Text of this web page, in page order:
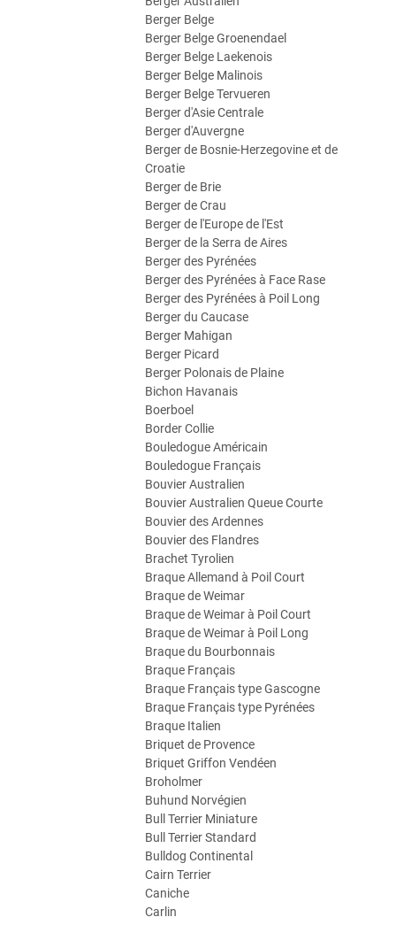
Berger Belge
Berger Belge Groenendael
Berger Belge Laekenois
Berger Belge Malinois
Berger Belge Tervueren
Berger d'Asie Centrale
Berger d'Auvergne
Berger de Bosnie-Herzegovine et de
Croatie
Berger de Brie
Berger de Crau
Berger de l'Europe de l'Est
Berger de la Serra de Aires
Berger des Pyrénées
Berger des Pyrénées à Face Rase
Berger des Pyrénées à Poil Long
Berger du Caucase
Berger Mahigan
Berger Picard
Berger Polonais de Plaine
Bichon Havanais
Boerboel
Border Collie
Bouledogue Américain
Bouledogue Français
Bouvier Australien
Bouvier Australien Queue Courte
Bouvier des Ardennes
Bouvier des Flandres
Brachet Tyrolien
Braque Allemand à Poil Court
Braque de Weimar
Braque de Weimar à Poil Court
Braque de Weimar à Poil Long
Braque du Bourbonnais
Braque Français
Braque Français type Gascogne
Braque Français type Pyrénées
Braque Italien
Briquet de Provence
Briquet Griffon Vendéen
Broholmer
Buhund Norvégien
Bull Terrier Miniature
Bull Terrier Standard
Bulldog Continental
Cairn Terrier
Caniche
Carlin